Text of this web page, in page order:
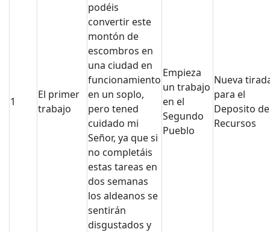
1
El primer
trabajo
podéis
convertir este
montón de
escombros en
una ciudad en
funcionamiento
en un soplo,
pero tened
cuidado mi
Señor, ya que si
no completáis
estas tareas en
dos semanas
los aldeanos se
sentirán
disgustados y
Empieza
un trabajo
en el
Segundo
Pueblo
Nueva
para el
Deposito de
Recursos